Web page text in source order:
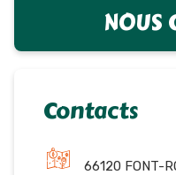
NOUS
Contacts
66120 FONT-